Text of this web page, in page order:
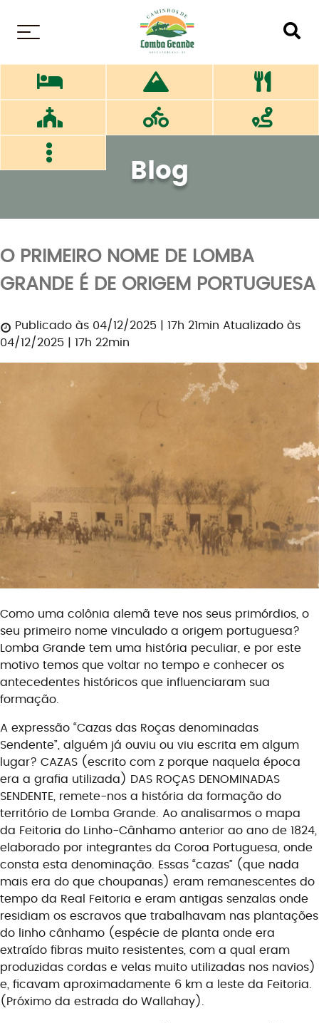
Blog
O PRIMEIRO NOME DE LOMBA
GRANDE É DE ORIGEM PORTUGUESA
Publicado às 04/12/2025 | 17h 21min Atualizado às
04/12/2025 | 17h 22min
Como uma colônia alemã teve nos seus primórdios, o
seu primeiro nome vinculado a origem portuguesa?
Lomba Grande tem uma história peculiar, e por este
motivo temos que voltar no tempo e conhecer os
antecedentes históricos que influenciaram sua
formação.
A expressão “Cazas das Roças denominadas
Sendente”, alguém já ouviu ou viu escrita em algum
lugar? CAZAS (escrito com z porque naquela época
era a grafia utilizada) DAS ROÇAS DENOMINADAS
SENDENTE , remete-nos a história da formação do
território de Lomba Grande. Ao analisarmos o mapa
da Feitoria do Linho-Cânhamo anterior ao ano de 1824
elaborado por integrantes da Coroa Portuguesa , onde
consta esta denominação. Essas “cazas” (que nada
mais era do que choupanas) eram remanescentes do
tempo da Real Feitoria e eram antigas senzalas onde
residiam os escravos que trabalhavam nas plantações
do linho cânhamo (espécie de planta onde era
extraído fibras muito resistentes, com a qual eram
produzidas cordas e velas muito utilizadas nos navios)
e ficavam aproximadamente 6 km a leste da Feitoria.
( Próximo da estrada do Wa llahay ).